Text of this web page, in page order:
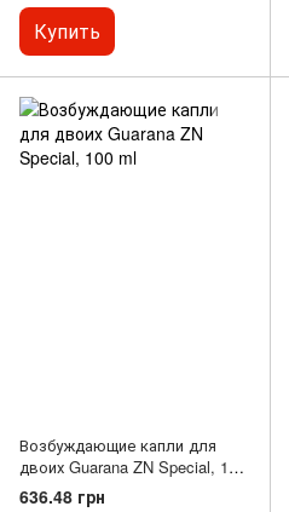
Купить
Возбуждающие капли для
двоих Guarana ZN Special, 100
ml
636.48 грн